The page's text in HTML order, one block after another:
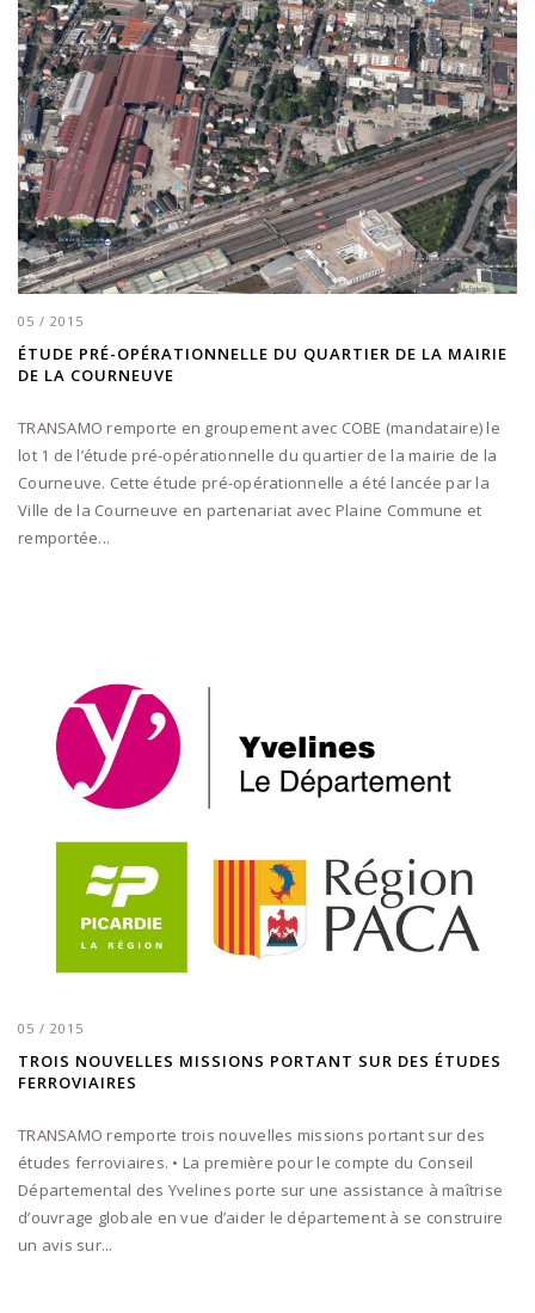
05 / 2015
ÉTUDE PRÉ-OPÉRATIONNELLE DU QUARTIER DE LA MAIRIE
DE LA COURNEUVE
TRANSAMO remporte en groupement avec COBE (mandataire) le
lot 1 de l’étude pré-opérationnelle du quartier de la mairie de la
Courneuve. Cette étude pré-opérationnelle a été lancée par la
Ville de la Courneuve en partenariat avec Plaine Commune et
remportée...
05 / 2015
TROIS NOUVELLES MISSIONS PORTANT SUR DES ÉTUDES
FERROVIAIRES
TRANSAMO remporte trois nouvelles missions portant sur des
études ferroviaires. • La première pour le compte du Conseil
Départemental des Yvelines porte sur une assistance à maîtrise
d’ouvrage globale en vue d’aider le département à se construire
un avis sur...